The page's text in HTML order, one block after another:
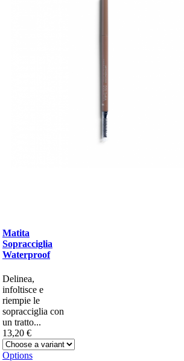
Matita
Sopracciglia
Waterproof
Delinea,
infoltisce e
riempie le
sopracciglia con
un tratto...
13,20 €
Options